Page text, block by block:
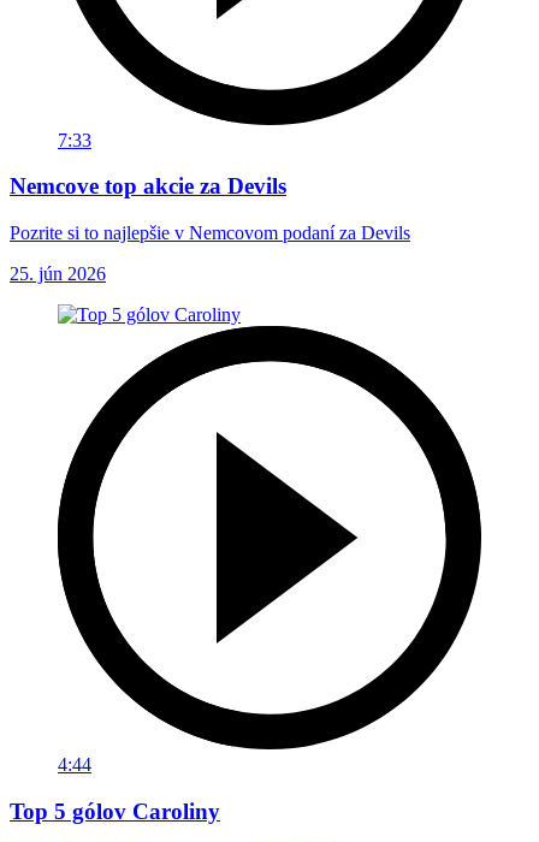
7:33
Nemcove top akcie za Devils
Pozrite si to najlepšie v Nemcovom podaní za Devils
25. jún 2026
4:44
Top 5 gólov Caroliny